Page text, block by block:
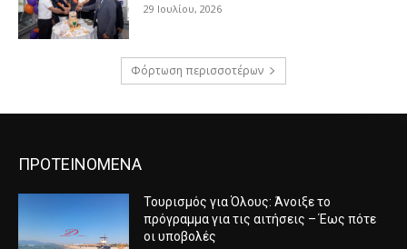
29 Ιουλίου, 2026
Φόρτωση περισσοτέρων
ΠΡΟΤΕΙΝΟΜΕΝΑ
Τουρισμός για Όλους: Άνοιξε το
πρόγραμμα για τις αιτήσεις – Έως πότε
οι υποβολές